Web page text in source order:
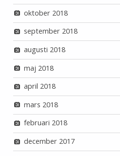
oktober 2018
september 2018
augusti 2018
maj 2018
april 2018
mars 2018
februari 2018
december 2017